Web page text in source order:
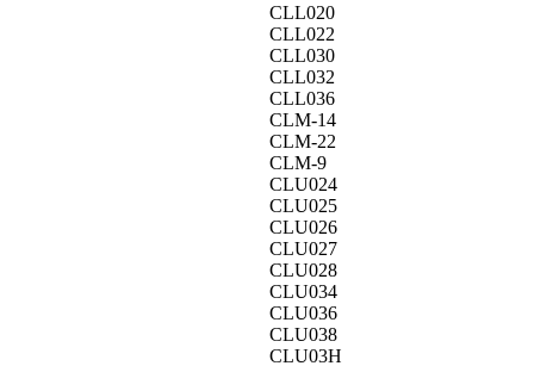
CLL020
CLL022
CLL030
CLL032
CLL036
CLM-14
CLM-22
CLM-9
CLU024
CLU025
CLU026
CLU027
CLU028
CLU034
CLU036
CLU038
CLU03H